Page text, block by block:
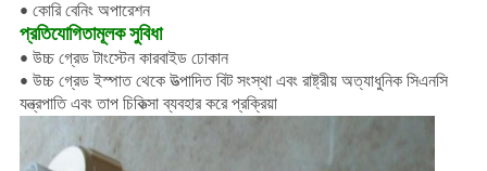
• কোরি বেনিং অপারেশন
প্রতিযোগিতামূলক সুবিধা
• উচ্চ গ্রেড টাংস্টেন কারবাইড ঢোকান
• উচ্চ গ্রেড ইস্পাত থেকে উত্পাদিত বিট সংস্থা এবং রাষ্ট্রীয় অত্যাধুনিক সিএনসি
যন্ত্রপাতি এবং তাপ চিকিত্সা ব্যবহার করে প্রক্রিয়া